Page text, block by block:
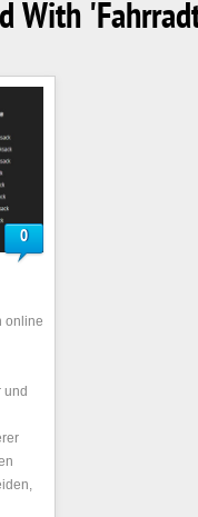
With
0
online
und